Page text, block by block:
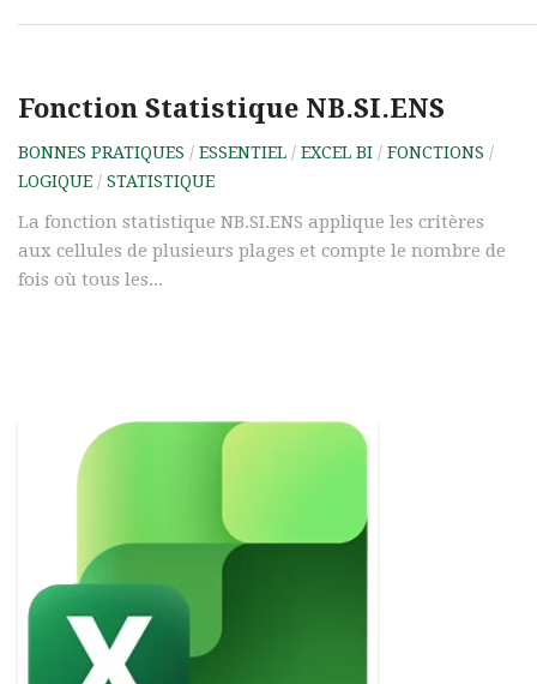
Fonction Statistique NB.SI.ENS
BONNES PRATIQUES / ESSENTIEL / EXCEL BI / FONCTIONS /
LOGIQUE / STATISTIQUE
La fonction statistique NB.SI.ENS applique les critères
aux cellules de plusieurs plages et compte le nombre de
fois où tous les...